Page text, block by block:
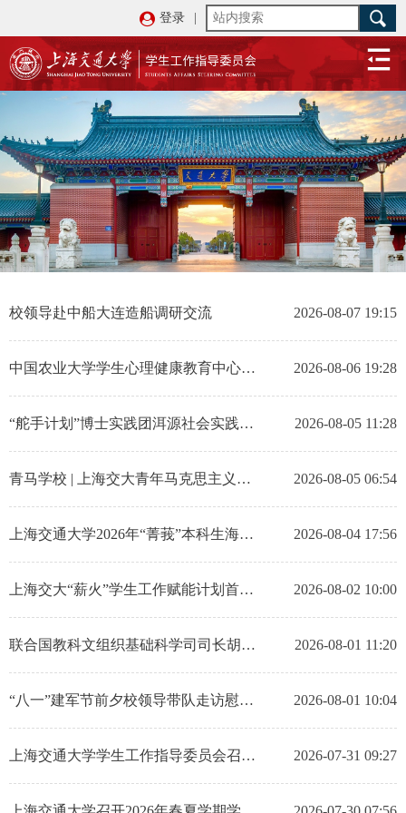
登录
校领导赴中船大连造船调研交流 2026-08-07 19:15
中国农业大学学生心理健康教育中心一行来访上海交通大学心理健康教育与咨询中心 2026-08-06 19:28
“舵手计划”博士实践团洱源社会实践服务活动正式启动 2026-08-05 11:28
青马学校 | 上海交大青年马克思主义学校第22期学生党支部书记培训班赴延安等地开展实践教学 2026-08-05 06:54
上海交通大学2026年“菁莪”本科生海外研修项目圆满收官 2026-08-04 17:56
上海交大“薪火”学生工作赋能计划首场科技讲座暨2026年第二季度学生思想政治工作大会举行 2026-08-02 10:00
联合国教科文组织基础科学司司长胡少锋到访上海交通大学 2026-08-01 11:20
“八一”建军节前夕校领导带队走访慰问驻沪部队 2026-08-01 10:04
上海交通大学学生工作指导委员会召开干部任职宣布会 2026-07-31 09:27